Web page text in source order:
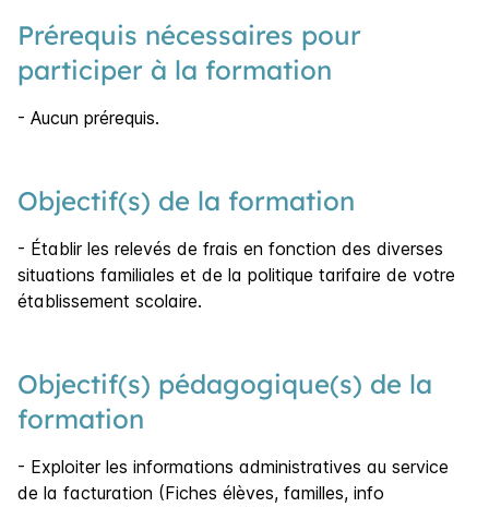
Prérequis nécessaires pour
participer à la formation
- Aucun prérequis.
Objectif(s) de la formation
- Établir les relevés de frais en fonction des diverses
situations familiales et de la politique tarifaire de votre
établissement scolaire.
Objectif(s) pédagogique(s) de la
formation
- Exploiter les informations administratives au service
de la facturation (Fiches élèves, familles, info